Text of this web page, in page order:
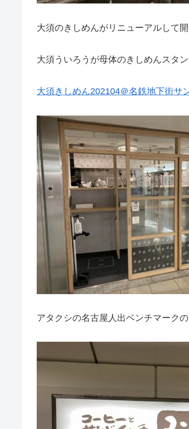
大須のきしめんがリニューアルして
大須ういろうが母体のきしめんスタン
大須きしめん202104＠名鉄地下街サ
アタクシの名古屋人出ベンチマーク